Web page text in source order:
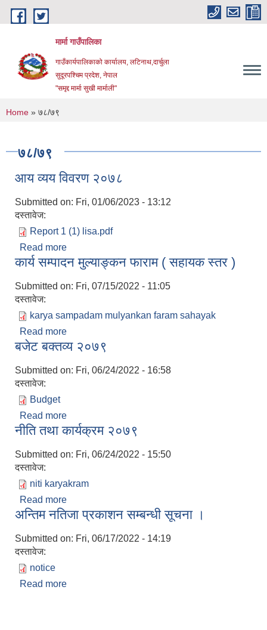
Skip to main content
मार्मा गाउँपालिका
गाउँकार्यपालिकाको कार्यालय, लटिनाथ,दार्चुला
सुदूरपश्चिम प्रदेश, नेपाल
"समृद्द मार्मा सुखी मार्माली"
You are here
Home » ७८/७९
७८/७९
आय व्यय विवरण २०७८
Submitted on: Fri, 01/06/2023 - 13:12
दस्तावेज:
Report 1 (1) lisa.pdf
Read more
कार्य सम्पादन मुल्याङ्कन फाराम ( सहायक स्तर )
Submitted on: Fri, 07/15/2022 - 11:05
दस्तावेज:
karya sampadam mulyankan faram sahayak
Read more
बजेट बक्तव्य २०७९
Submitted on: Fri, 06/24/2022 - 16:58
दस्तावेज:
Budget
Read more
नीति तथा कार्यक्रम २०७९
Submitted on: Fri, 06/24/2022 - 15:50
दस्तावेज:
niti karyakram
Read more
अन्तिम नतिजा प्रकाशन सम्बन्धी सूचना ।
Submitted on: Fri, 06/17/2022 - 14:19
दस्तावेज:
notice
Read more